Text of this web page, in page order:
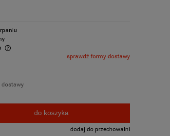
sprawdź formy dostawy
dostawy
do koszyka
dodaj do przechowalni